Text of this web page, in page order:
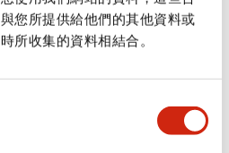
您所提供給他們的其他資料或
所收集的資料相結合。